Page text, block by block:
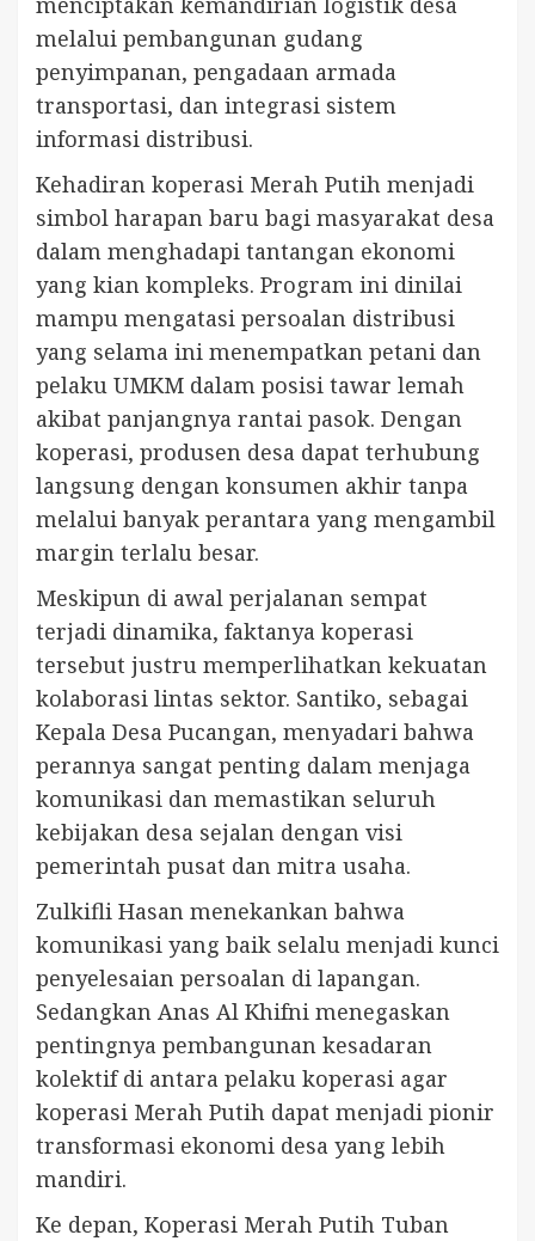
melalui pembangunan gudang
penyimpanan, pengadaan armada
transportasi, dan integrasi sistem
informasi distribusi.
Kehadiran koperasi Merah Putih menjadi
simbol harapan baru bagi masyarakat desa
dalam menghadapi tantangan ekonomi
yang kian kompleks. Program ini dinilai
mampu mengatasi persoalan distribusi
yang selama ini menempatkan petani dan
pelaku UMKM dalam posisi tawar lemah
akibat panjangnya rantai pasok. Dengan
koperasi, produsen desa dapat terhubung
langsung dengan konsumen akhir tanpa
melalui banyak perantara yang mengambil
margin terlalu besar.
Meskipun di awal perjalanan sempat
terjadi dinamika, faktanya koperasi
tersebut justru memperlihatkan kekuatan
kolaborasi lintas sektor. Santiko, sebagai
Kepala Desa Pucangan, menyadari bahwa
perannya sangat penting dalam menjaga
komunikasi dan memastikan seluruh
kebijakan desa sejalan dengan visi
pemerintah pusat dan mitra usaha.
Zulkifli Hasan menekankan bahwa
komunikasi yang baik selalu menjadi kunci
penyelesaian persoalan di lapangan.
Sedangkan Anas Al Khifni menegaskan
pentingnya pembangunan kesadaran
kolektif di antara pelaku koperasi agar
koperasi Merah Putih dapat menjadi pionir
transformasi ekonomi desa yang lebih
mandiri.
Ke depan, Koperasi Merah Putih Tuban